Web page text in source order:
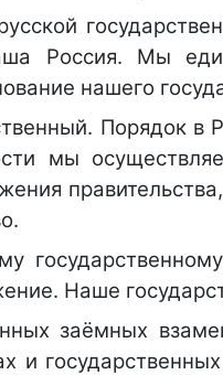
Россия. Мы
нашего
Порядок
мы
Наше
заёмных
и